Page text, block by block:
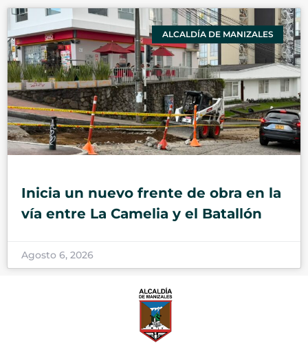
ALCALDÍA DE MANIZALES
Inicia un nuevo frente de obra en la
vía entre La Camelia y el Batallón
Agosto 6, 2026